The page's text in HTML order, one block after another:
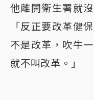
他離開衛生署就
「反正要改革健
不是改革，吹牛
就不叫改革。」